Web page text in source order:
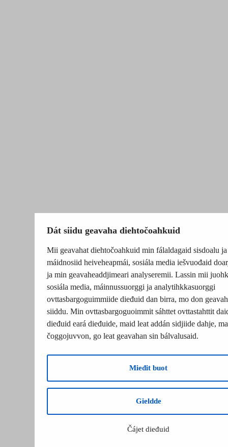
Dát siidu geavaha diehtočoahkuid
Mii geavahat diehtočoahkuid min fálaldagaid sisdoalu ja
máidnosiid heiveheapmái, sosiála media iešvuođaid
ja min geavaheaddjimeari analyseremii. Lassin mii
sosiála media, máinnussuorggi ja analytihkkasuorggi
ovttasbargoguimmiide dieđuid dan birra, mo don
siiddu. Min ovttasbargoguoimmit sáhttet ovttastahttit
dieđuid eará dieđuide, maid leat addán sidjiide dahje,
čoggojuvvon, go leat geavahan sin bálvalusaid.
Mieđit buot
Gieldde
Čájet dieđuid